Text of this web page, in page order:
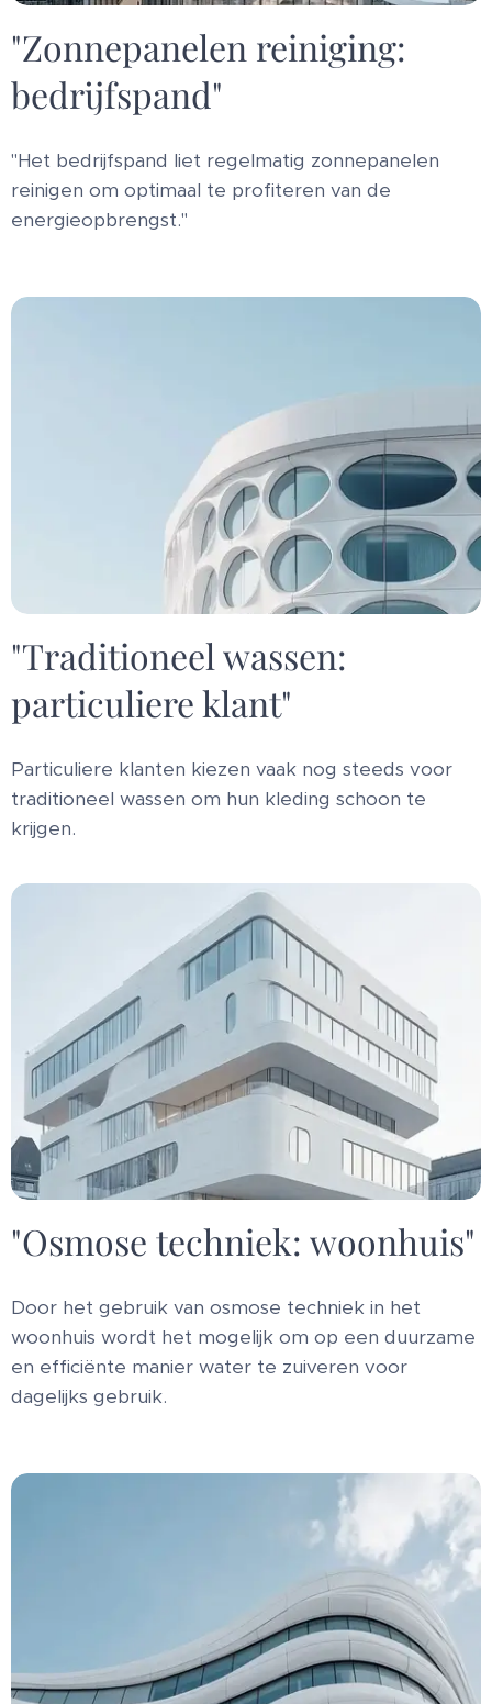
"Zonnepanelen reiniging:
bedrijfspand"
"Het bedrijfspand liet regelmatig zonnepanelen
reinigen om optimaal te profiteren van de
energieopbrengst."
"Traditioneel wassen:
particuliere klant"
Particuliere klanten kiezen vaak nog steeds voor
traditioneel wassen om hun kleding schoon te
krijgen.
"Osmose techniek: woonhuis"
Door het gebruik van osmose techniek in het
woonhuis wordt het mogelijk om op een duurzame
en efficiënte manier water te zuiveren voor
dagelijks gebruik.